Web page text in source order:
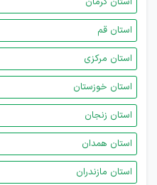
استان قم
استان مرکزی
استان خوزستان
استان زنجان
استان همدان
استان مازندران